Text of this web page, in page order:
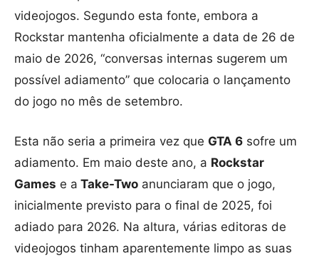
videojogos. Segundo esta fonte, embora a
Rockstar mantenha oficialmente a data de 26 de
maio de 2026, “conversas internas sugerem um
possível adiamento” que colocaria o lançamento
do jogo no mês de setembro.
Esta não seria a primeira vez que GTA 6 sofre um
adiamento. Em maio deste ano, a Rockstar
Games e a Take-Two anunciaram que o jogo,
inicialmente previsto para o final de 2025, foi
adiado para 2026. Na altura, várias editoras de
videojogos tinham aparentemente limpo as suas